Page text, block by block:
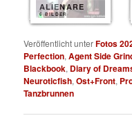
ALIENARE
6 BILDER
Veröffentlicht unterFotos
Perfection,Agent Side
Blackbook, Diary of
Neuroticfish,Ost+Front,
Tanzbrunnen